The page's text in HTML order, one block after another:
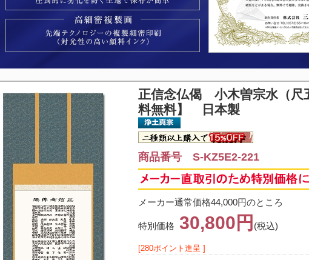
正信念仏偈 小木曽宗水（尺
料無料】 日本製
商品番号 S-KZ5E2-221
メーカー通常価格44,000円のところ
特別価格 30,800円 (税込)
[280ポイント進呈 ]